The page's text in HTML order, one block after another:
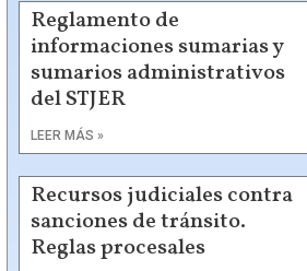
Reglamento de
informaciones sumarias y
sumarios administrativos
del STJER
LEER MÁS »
Recursos judiciales contra
sanciones de tránsito.
Reglas procesales